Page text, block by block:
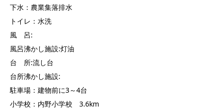
下水：農業集落排水
トイレ：水洗
風 呂:
風呂沸かし施設:灯油
台 所:流し台
台所沸かし施設:
駐車場：建物前に3～4台
小学校：内野小学校 3.6km